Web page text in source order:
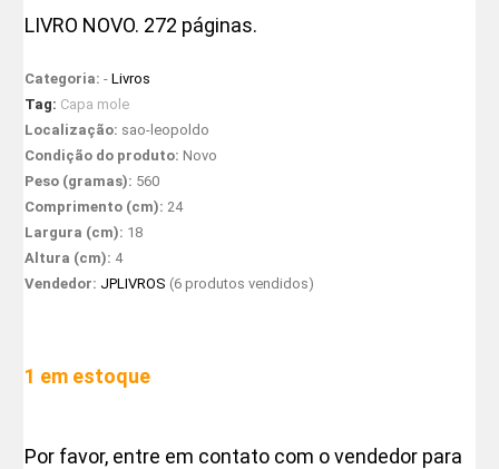
LIVRO NOVO. 272 páginas.
Categoria:-Livros
Tag: Capa mole
Localização: sao-leopoldo
Condição do produto: Novo
Peso (gramas): 560
Comprimento (cm): 24
Largura (cm): 18
Altura (cm): 4
Vendedor: JPLIVROS (6 produtos vendidos)
1 em estoque
Por favor, entre em contato com o vendedor para